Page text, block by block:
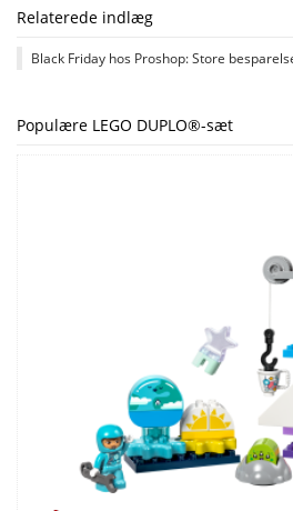
Relaterede indlæg
Black Friday hos Proshop: Store
Populære LEGO DUPLO®-sæt